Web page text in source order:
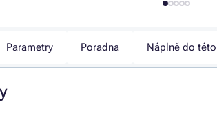
Parametry Poradna Náplně do